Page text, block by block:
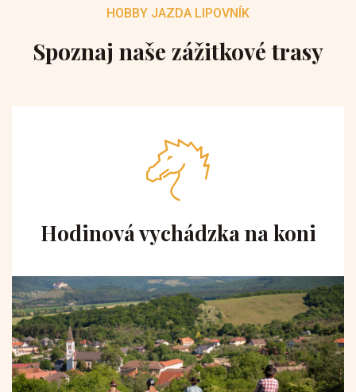
HOBBY JAZDA LIPOVNÍK
Spoznaj naše zážitkové trasy
Hodinová vychádzka na koni